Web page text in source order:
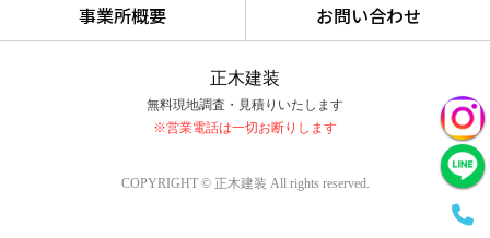
事業所概要
お問い合わせ
正木建装
無料現地調査・見積りいたします
※営業電話は一切お断りします
COPYRIGHT © 正木建装 All rights reserved.